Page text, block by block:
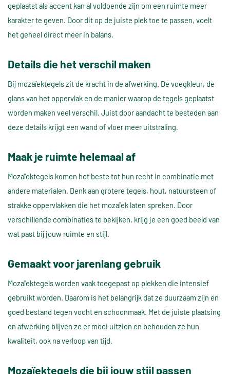
geplaatst als accent kan al voldoende zijn om een ruimte meer
karakter te geven. Door dit op de juiste plek toe te passen, voelt
het geheel direct meer in balans.
Details die het verschil maken
Bij mozaïektegels zit de kracht in de afwerking. De voegkleur, de
glans van het oppervlak en de manier waarop de tegels geplaatst
worden maken veel verschil. Juist door aandacht te besteden aan
deze details krijgt een wand of vloer meer uitstraling.
Maak je ruimte helemaal af
Mozaïektegels komen het beste tot hun recht in combinatie met
andere materialen. Denk aan grotere tegels, hout, natuursteen of
strakke oppervlakken die het mozaïek laten spreken. Door
verschillende combinaties te bekijken, krijg je een goed beeld van
wat past bij jouw ruimte en stijl.
Gemaakt voor jarenlang gebruik
Mozaïektegels worden vaak toegepast op plekken die intensief
gebruikt worden. Daarom is het belangrijk dat ze duurzaam zijn en
goed bestand tegen vocht en schoonmaak. Met de juiste plaatsing
en afwerking blijven ze er mooi uitzien en behouden ze hun
kwaliteit, ook na verloop van tijd.
Mozaïektegels die bij jouw stijl passen